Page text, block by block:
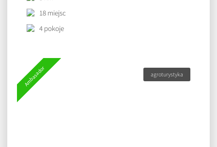
18 miejsc
4 pokoje
Ambasador agroturystyka